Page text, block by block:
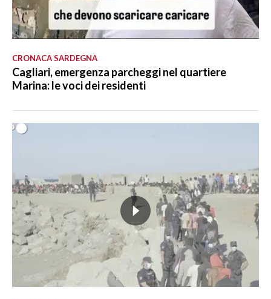
CRONACA SARDEGNA
Cagliari, emergenza parcheggi nel quartiere
Marina: le voci dei residenti